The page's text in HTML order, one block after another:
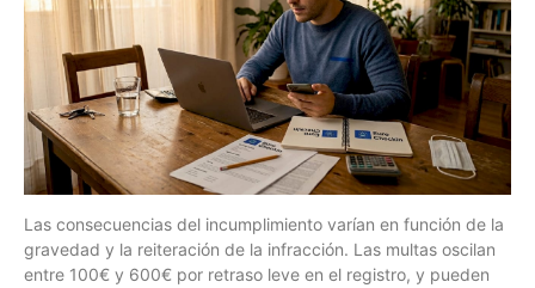
Las consecuencias del incumplimiento varían en función de la
gravedad y la reiteración de la infracción. Las multas oscilan
entre 100€ y 600€ por retraso leve en el registro, y pueden